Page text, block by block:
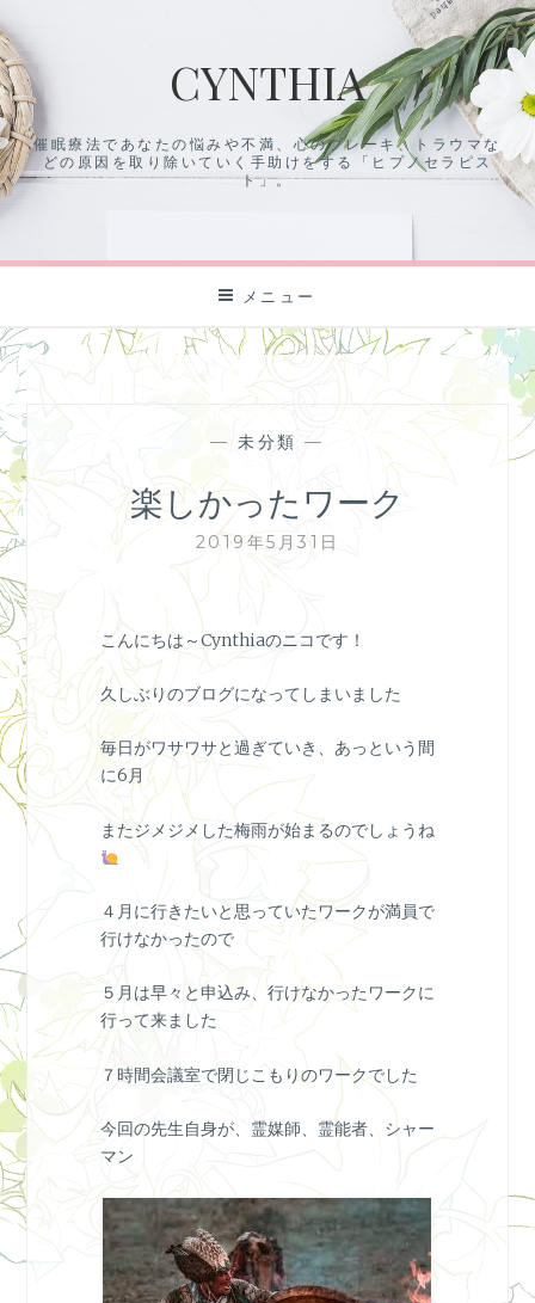
ン
テ
ン
ツ
に
ス
キ
プ
CYNTHIA
催眠療法であなたの悩みや不満、心のブレーキ、トラウマな
どの原因を取り除いていく手助けをする「ヒプノセラピス
ト」。
メニュー
—未分類 —
楽しかったワーク
2019年5月31日
こんにちは～Cynthiaのニコです！
久しぶりのブログになってしまいました
毎日がワサワサと過ぎていき、あっという間
に6月
またジメジメした梅雨が始まるのでしょうね
４月に行きたいと思っていたワークが満員で
行けなかったので
５月は早々と申込み、行けなかったワークに
行って来ました
７時間会議室で閉じこもりのワークでした
今回の先生自身が、霊媒師、霊能者、シャー
マン